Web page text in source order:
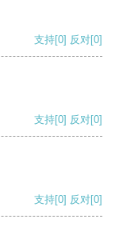
支持[0] 反对[0]
支持[0] 反对[0]
支持[0] 反对[0]